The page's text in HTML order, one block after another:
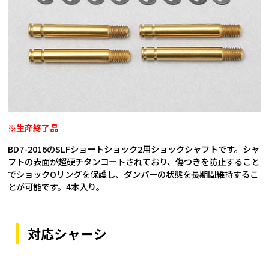
※生産終了品
BD7-2016のSLFショートショック2用ショックシャフトです。シャ
フトの表面が超硬チタンコートされており、傷つきを防止すること
でショックOリングを保護し、ダンパーの状態を長期間維持するこ
とが可能です。4本入り。
対応シャーシ